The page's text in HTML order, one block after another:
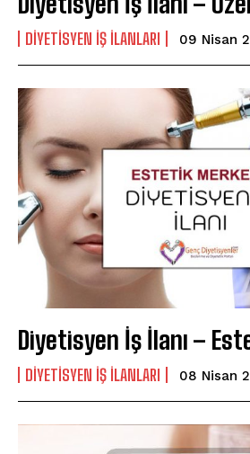
DIYETISYEN IŞ ILANLARI 09 Nisan
Diyetisyen İş İlanı –
DIYETISYEN IŞ ILANLARI 08 Nisan